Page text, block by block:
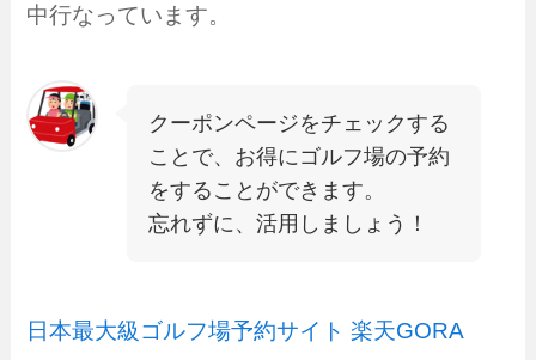
中行なっています。
クーポンページをチェックする
ことで、お得にゴルフ場の予約
をすることができます。
忘れずに、活用しましょう！
日本最大級ゴルフ場予約サイト 楽天GORA